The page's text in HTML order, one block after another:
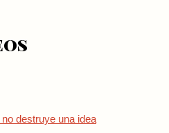
destruye una idea